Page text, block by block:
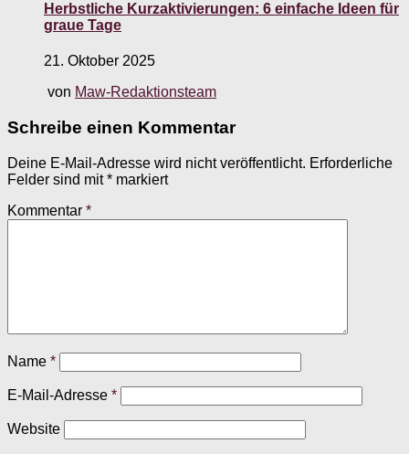
Herbstliche Kurzaktivierungen: 6 einfache Ideen für
graue Tage
21. Oktober 2025
von Maw-Redaktionsteam
Schreibe einen Kommentar
Deine E-Mail-Adresse wird nicht veröffentlicht. Erforderliche
Felder sind mit* markiert
Kommentar *
Name *
E-Mail-Adresse *
Website